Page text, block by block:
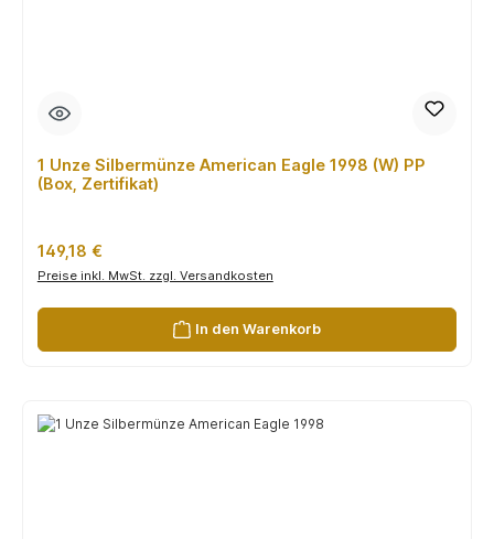
1 Unze Silbermünze American Eagle 1998 (W) PP
(Box, Zertifikat)
Regulärer Preis:
149,18 €
Preise inkl. MwSt. zzgl. Versandkosten
In den Warenkorb